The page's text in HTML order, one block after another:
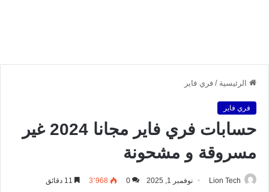
الرئيسية / فري فاير
فري فاير
حسابات فري فاير مجانا 2024 غير
مسروقة و مشحونة
Lion Tech نوفمبر 1, 2025 0 3٬968